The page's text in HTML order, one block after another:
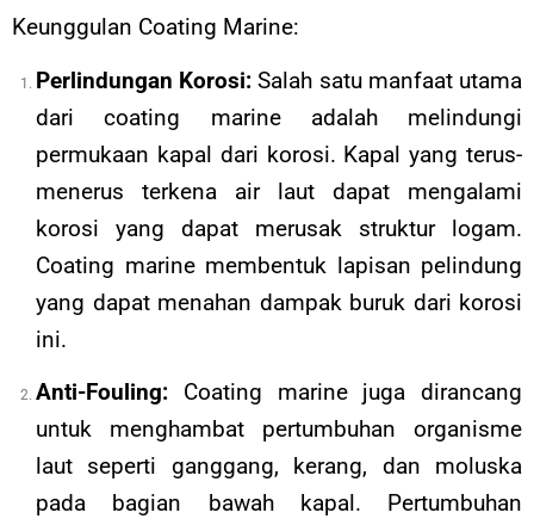
Keunggulan Coating Marine:
Perlindungan Korosi: Salah satu manfaat utama
dari coating marine adalah melindungi
permukaan kapal dari korosi. Kapal yang terus-
menerus terkena air laut dapat mengalami
korosi yang dapat merusak struktur logam.
Coating marine membentuk lapisan pelindung
yang dapat menahan dampak buruk dari korosi
ini.
Anti-Fouling: Coating marine juga dirancang
untuk menghambat pertumbuhan organisme
laut seperti ganggang, kerang, dan moluska
pada bagian bawah kapal. Pertumbuhan